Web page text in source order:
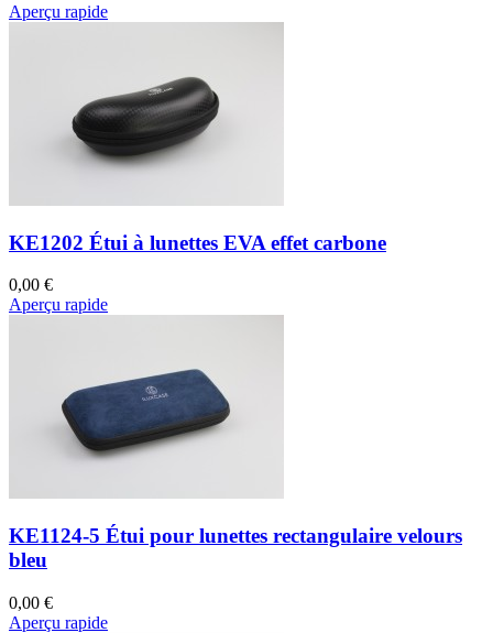
Aperçu rapide
KE1202 Étui à lunettes EVA effet carbone
0,00 €
Aperçu rapide
KE1124-5 Étui pour lunettes rectangulaire velours
bleu
0,00 €
Aperçu rapide